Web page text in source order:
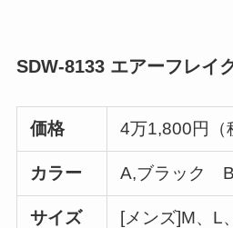
SDW-8133 エアーフレイ
価格 4万1,800円（
カラー A,ブラック
サイズ
[メンズ]M、L